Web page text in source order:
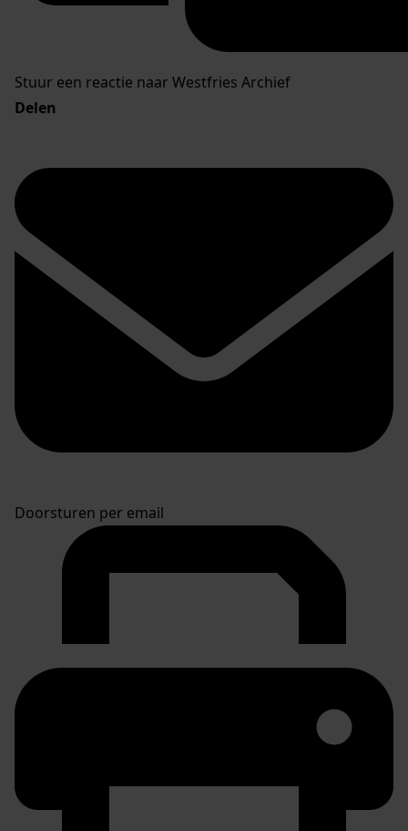
Stuur een reactie naar Westfries Archief
Delen
Doorsturen per email